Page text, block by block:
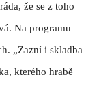
že se z toho
Na programu
„Zazní i skladba
kterého hrabě